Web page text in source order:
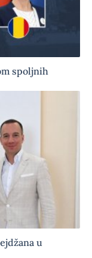
spoljnih
u